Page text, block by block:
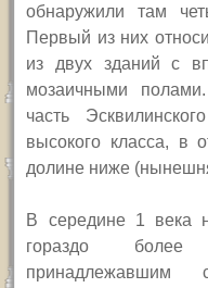
обнаружили там
Первый из них
из двух зданий с
мозаичными
часть
высокого класса, в
долине ниже
В середине 1 века
гораздо более
принадлежавшим